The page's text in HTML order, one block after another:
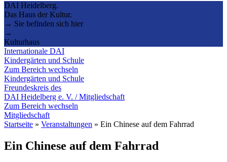
DAI Heidelberg.
Das Haus der Kultur.
→ Sie befinden sich hier
→
Kulturhaus
Internationale DAI
Kindergärten und Schule
Zum Bereich wechseln
Kindergärten und Schule
Freundeskreis des
DAI Heidelberg e. V. / Mitgliedschaft
Zum Bereich wechseln
Mitgliedschaft
Startseite » Veranstaltungen » Ein Chinese auf dem Fahrrad
Ein Chinese auf dem Fahrrad